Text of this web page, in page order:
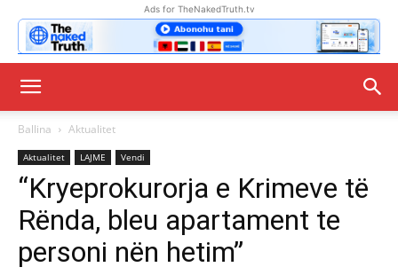
Ads for TheNakedTruth.tv
Ballina Aktualitet
Aktualitet LAJME Vendi
“Kryeprokurorja e Krimeve të
Rënda, bleu apartament te
personi nën hetim”